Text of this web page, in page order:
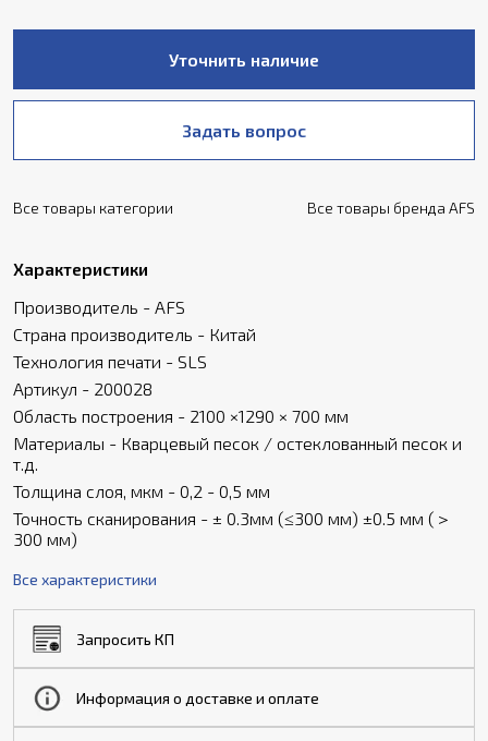
Уточнить наличие
Задать вопрос
Все товары категории Все товары бренда AFS
Характеристики
Производитель - AFS
Страна производитель - Китай
Технология печати - SLS
Артикул - 200028
Область построения - 2100 ×1290 × 700 мм
Материалы - Кварцевый песок / остеклованный песок и
т.д.
Толщина слоя, мкм - 0,2 - 0,5 мм
Точность сканирования - ± 0.3мм (≤300 мм) ±0.5 мм (＞
300 мм)
Все характеристики
Запросить КП
Информация о доставке и оплате